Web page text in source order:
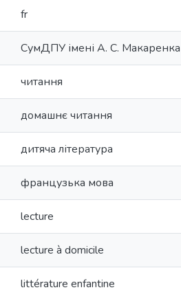
fr
СумДПУ імені А. С. Макаренка
читання
домашнє читання
дитяча література
французька мова
lecture
lecture à domicile
littérature enfantine